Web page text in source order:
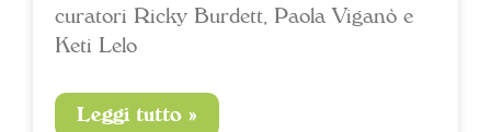
curatori Ricky Burdett, Paola Viganò e
Keti Lelo
Leggi tutto »